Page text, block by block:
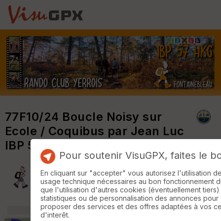
77F10/24 Boucle Noisy sur
Ecole / Coquibus par Jean Luc
IBP 57
Rando Club Yerrois
+ m
Pour soutenir VisuGPX, faites le
En cliquant sur "accepter" vous autorisez l'utilisation
usage technique nécessaires au bon fonctionnement
que l'utilisation d'autres cookies (éventuellement
statistiques ou de personnalisation des annonces pour
proposer des services et des offres adaptées à vos
d'interêt.